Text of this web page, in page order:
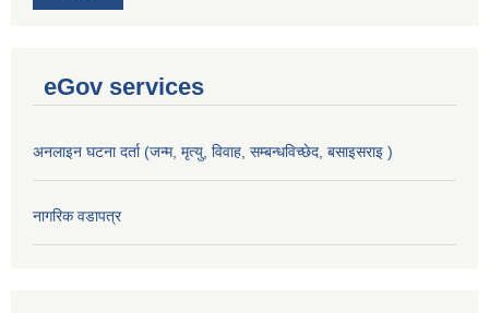
eGov services
अनलाइन घटना दर्ता (जन्म, मृत्यु, विवाह, सम्बन्धविच्छेद, बसाइसराइ )
नागरिक वडापत्र